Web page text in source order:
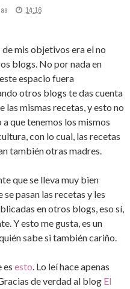
14:16
mis objetivos era el no
blogs. No por nada en
espacio fuera
otros blogs te das cuenta
las mismas recetas, y esto no
a que tenemos los mismos
con lo cual, las recetas
también otras madres.
que se lleva muy bien
pasan las recetas y les
en otros blogs, eso sí,
Y esto me gusta, es un
sabe si también cariño.
es esto. Lo leí hace apenas
de verdad al blog El